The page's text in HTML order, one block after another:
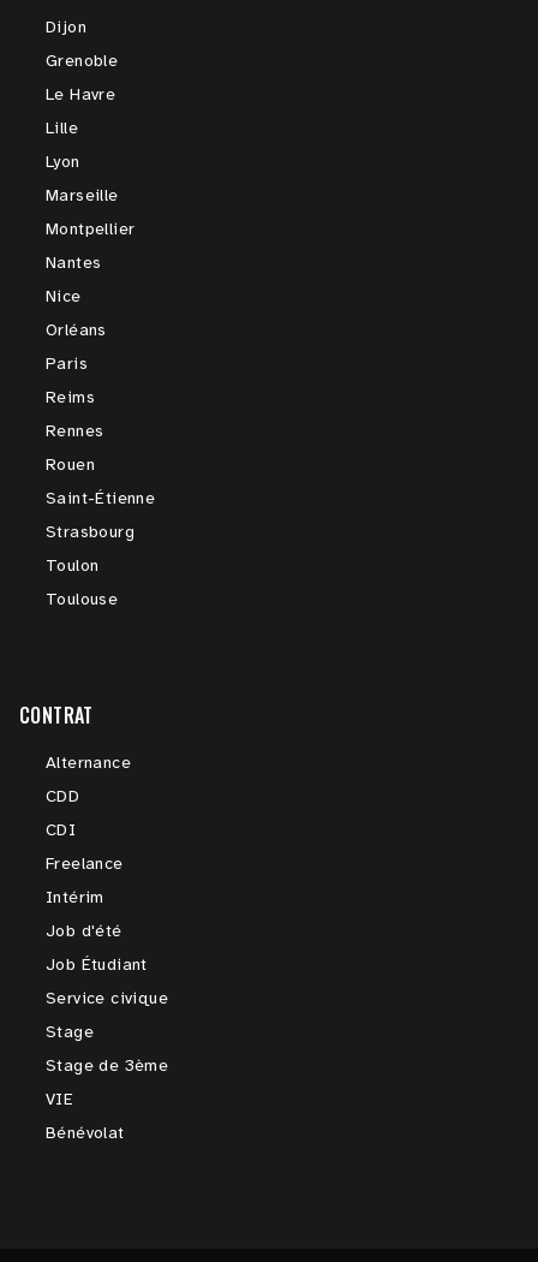
Dijon
Grenoble
Le Havre
Lille
Lyon
Marseille
Montpellier
Nantes
Nice
Orléans
Paris
Reims
Rennes
Rouen
Saint-Étienne
Strasbourg
Toulon
Toulouse
CONTRAT
Alternance
CDD
CDI
Freelance
Intérim
Job d'été
Job Étudiant
Service civique
Stage
Stage de 3ème
VIE
Bénévolat